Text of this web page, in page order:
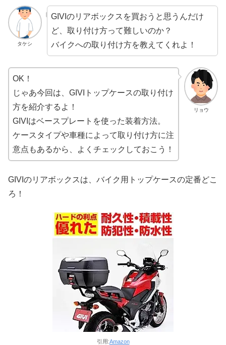
タケシ
GIVIのリアボックスを買おうと思うんだけ
ど、取り付け方って難しいのか？
バイクへの取り付け方を教えてくれよ！
リョウ
OK！
じゃあ今回は、GIVIトップケースの取り付け
方を紹介するよ！
GIVIはベースプレートを使った装着方法。
ケースタイプや車種によって取り付け方に注
意点もあるから、よくチェックしておこう！
GIVIのリアボックスは、バイク用トップケースの定番どこ
ろ！
引用:Amazon